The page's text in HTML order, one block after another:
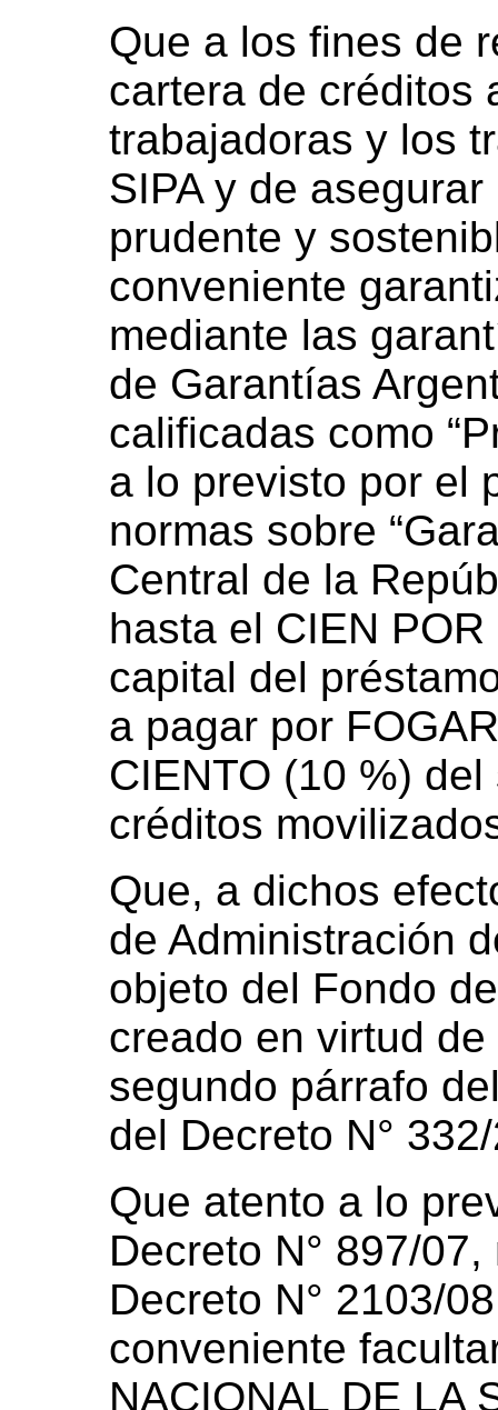
Que a los fines de
cartera de créditos
trabajadoras y los
SIPA y de
prudente y
conveniente
mediante las
de Garantías
calificadas como
a lo previsto por el
normas sobre
Central de la
hasta el CIEN
capital del
a pagar por
CIENTO (10 %)
créditos
Que, a dichos
de Administración
objeto del Fondo
creado en virtud
segundo párrafo
del Decreto N°
Que atento a lo
Decreto N° 897/
Decreto N° 2103/
conveniente
NACIONAL DE LA